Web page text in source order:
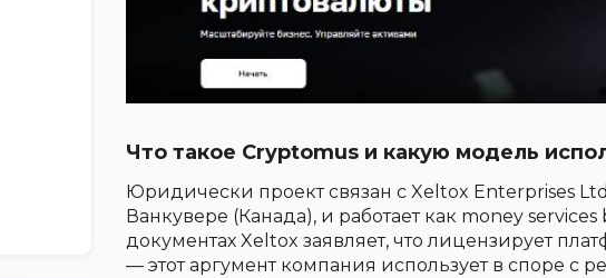
Что такое Cryptomus и какую модель
Юридически проект связан с Xeltox Enterprises
Ванкувере (Канада), и работает как money
документах Xeltox заявляет, что лицензирует
— этот аргумент компания использует в споре с